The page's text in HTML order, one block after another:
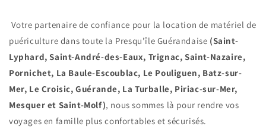
Votre partenaire de confiance pour la location de matériel de
puériculture dans toute la Presqu'île Guérandaise (Saint-
Lyphard, Saint-André-des-Eaux, Trignac, Saint-Nazaire,
Pornichet, La Baule-Escoublac, Le Pouliguen, Batz-sur-
Mer, Le Croisic, Guérande, La Turballe, Piriac-sur-Mer,
Mesquer et Saint-Molf), nous sommes là pour rendre vos
voyages en famille plus confortables et sécurisés.